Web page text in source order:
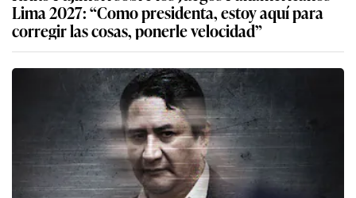
Lima 2027: “Como presidenta, estoy aquí para
corregir las cosas, ponerle velocidad”